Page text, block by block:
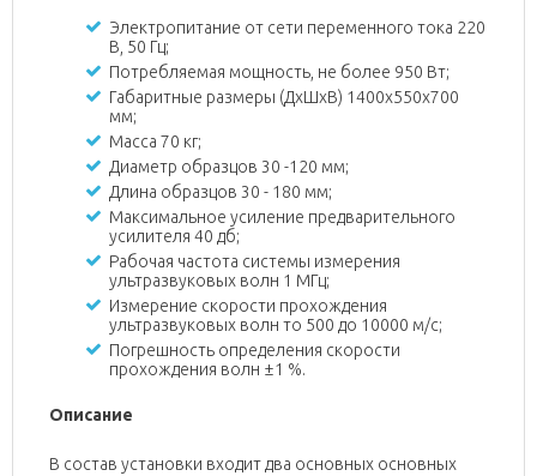
Электропитание от сети переменного тока 220
В, 50 Гц;
Потребляемая мощность, не более 950 Вт;
Габаритные размеры (ДхШхВ) 1400х550х700
мм;
Масса 70 кг;
Диаметр образцов 30 -120 мм;
Длина образцов 30 - 180 мм;
Максимальное усиление предварительного
усилителя 40 дб;
Рабочая частота системы измерения
ультразвуковых волн 1 МГц;
Измерение скорости прохождения
ультразвуковых волн то 500 до 10000 м/с;
Погрешность определения скорости
прохождения волн ±1 %.
Описание
В состав установки входит два основных основных